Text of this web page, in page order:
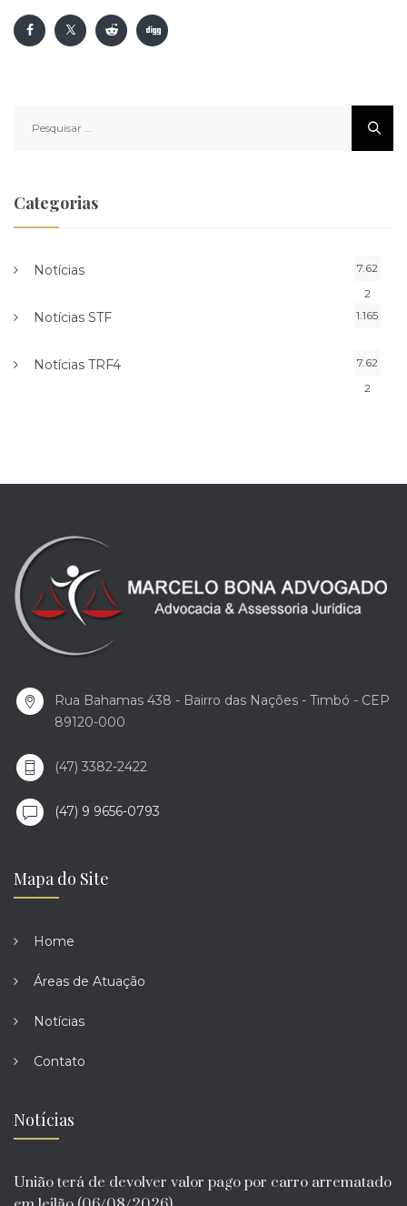
por:
Categorias
Notícias
7.62
2
Notícias STF 1.165
Notícias TRF4
7.62
2
Rua Bahamas 438 - Bairro das Nações - Timbó - CEP
89120-000
(47) 3382-2422
(47) 9 9656-0793
Mapa do Site
Home
Áreas de Atuação
Notícias
Contato
Notícias
União terá de devolver valor pago por carro arrematado